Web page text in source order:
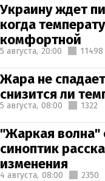
Украину ждет
когда
комфортной
5 августа, 20:00 11498
Жара не
снизится ли
5 августа, 08:00 1322
"Жаркая волна"
синоптик
изменения
4 августа, 08:00 2350